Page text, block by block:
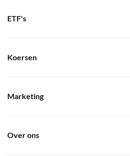
ETF's
Koersen
Marketing
Over ons